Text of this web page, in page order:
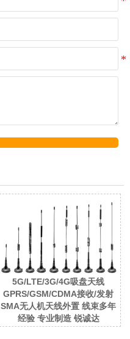
5G/LTE/3G/4G吸盘天线
GPRS/GSM/CDMA接收/发射
SMA无人机天线外置 线束多年
经验 专业制造 锐诚达